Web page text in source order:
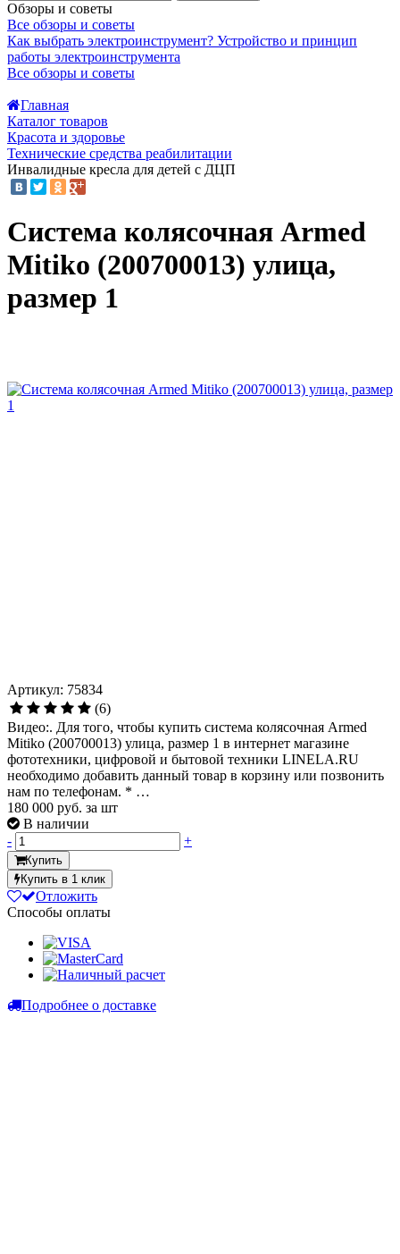
Обзоры и советы
Все обзоры и советы
Как выбрать электроинструмент? Устройство и принцип
работы электроинструмента
Все обзоры и советы
Главная
Каталог товаров
Красота и здоровье
Технические средства реабилитации
Инвалидные кресла для детей с ДЦП
Система колясочная Armed
Mitiko (200700013) улица,
размер 1
Артикул: 75834
(6)
Видео:. Для того, чтобы купить система колясочная Armed
Mitiko (200700013) улица, размер 1 в интернет магазине
фототехники, цифровой и бытовой техники LINELA.RU
необходимо добавить данный товар в корзину или позвонить
нам по телефонам. * …
180 000 руб. за шт
В наличии
-
+
Купить
Купить в 1 клик
Отложить
Способы оплаты
Подробнее о доставке